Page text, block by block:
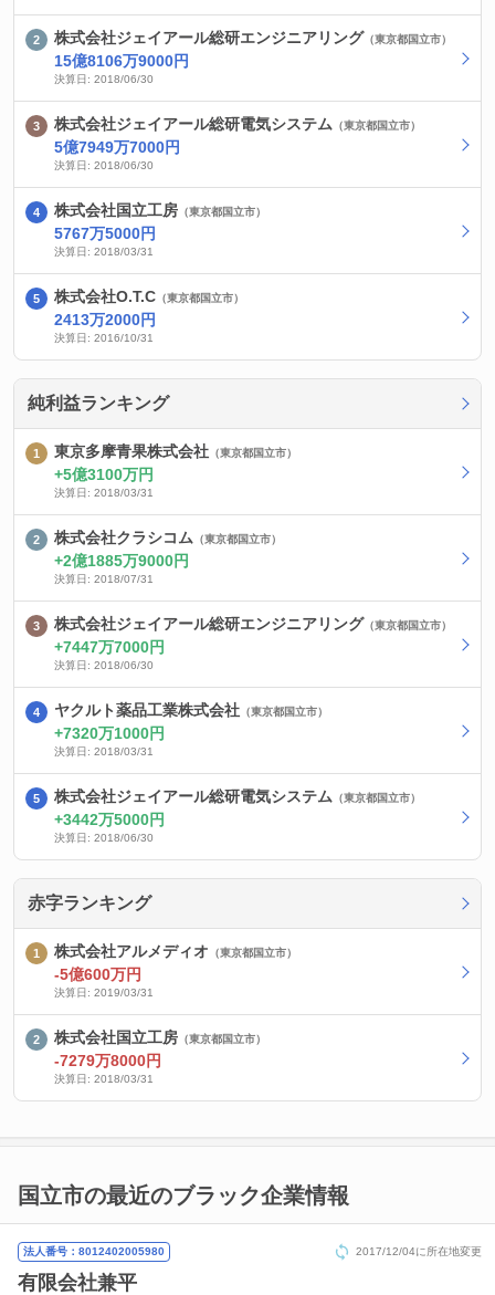
株式会社ジェイアール総研エンジニアリング （東京都国立市）
15億8106万9000円
決算日: 2018/06/30
株式会社ジェイアール総研電気システム （東京都国立市）
5億7949万7000円
決算日: 2018/06/30
株式会社国立工房 （東京都国立市）
5767万5000円
決算日: 2018/03/31
株式会社O.T.C （東京都国立市）
2413万2000円
決算日: 2016/10/31
純利益ランキング
東京多摩青果株式会社 （東京都国立市）
5億3100万円
決算日: 2018/03/31
株式会社クラシコム （東京都国立市）
2億1885万9000円
決算日: 2018/07/31
株式会社ジェイアール総研エンジニアリング （東京都国立市）
7447万7000円
決算日: 2018/06/30
ヤクルト薬品工業株式会社 （東京都国立市）
7320万1000円
決算日: 2018/03/31
株式会社ジェイアール総研電気システム （東京都国立市）
3442万5000円
決算日: 2018/06/30
赤字ランキング
株式会社アルメディオ （東京都国立市）
-5億600万円
決算日: 2019/03/31
株式会社国立工房 （東京都国立市）
-7279万8000円
決算日: 2018/03/31
国立市の最近のブラック企業情報
法人番号：8012402005980 2017/12/04に所在地変更
有限会社兼平